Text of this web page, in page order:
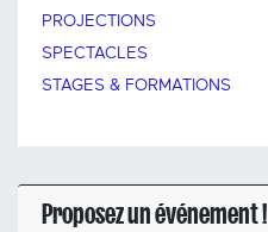
PROJECTIONS
SPECTACLES
STAGES & FORMATIONS
Proposez un événement !